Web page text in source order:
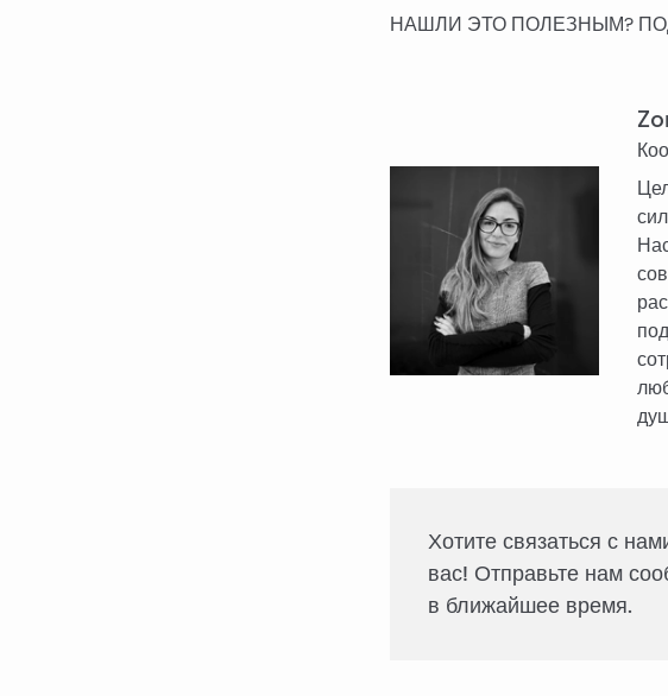
НАШЛИ ЭТО ПОЛЕЗНЫМ?
Хотите связаться с
вас! Отправьте нам
в ближайшее время.